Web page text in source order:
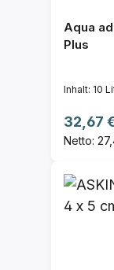
Aqua
Plus
Inhalt: 10
32,67
Netto: